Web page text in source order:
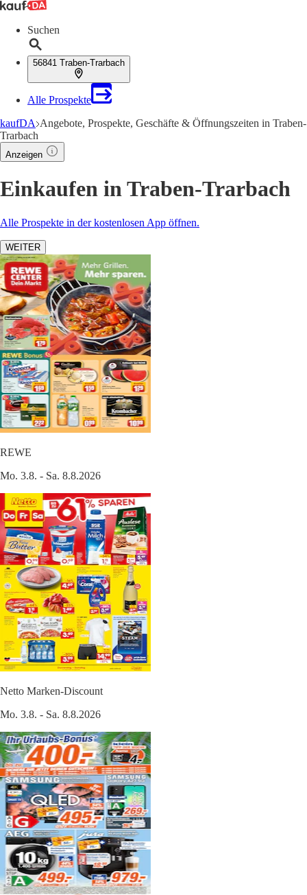
Suchen
56841 Traben-Trarbach
Alle Prospekte
kaufDA Angebote, Prospekte, Geschäfte & Öffnungszeiten in Traben-
Trarbach
Anzeigen
Einkaufen in Traben-Trarbach
Alle Prospekte in der kostenlosen App öffnen.
WEITER
REWE
Mo. 3.8. - Sa. 8.8.2026
Netto Marken-Discount
Mo. 3.8. - Sa. 8.8.2026